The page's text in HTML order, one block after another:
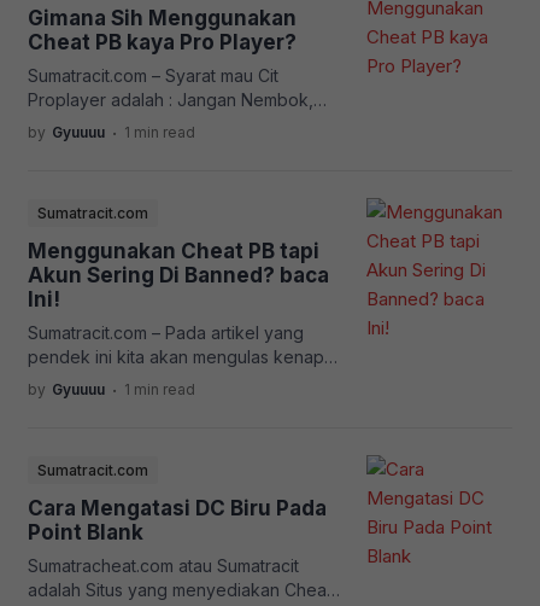
semakin Canggih Server maka akses
dan Bypass cheat akan sangat Kuat
sekali! Nah Pekalongan menggunakan
Server dari luar Negri dan berikut
Spekfikasi Server […]
Gimana Sih Menggunakan
Cheat PB kaya Pro Player?
Sumatracit.com – Syarat mau Cit
Proplayer adalah : Jangan Nembok,
Main Di Expert Dewasa. Lihatlah video
Diatas Cuma durasi 5 Menit,
berarti anda citnya brutal dan akhirnya
di report!
by Gyuuuu . 1 min read
Sumatracit.com
Menggunakan Cheat PB tapi
Akun Sering Di Banned? baca
Ini!
Sumatracit.com – Pada artikel yang
pendek ini kita akan mengulas kenapa
si Akun kita selalu di Banned? Kan
sudah menggunakan Cheat Point Blank
VIP adalah Cheat Point Blank VIP FULL
Bypass! Artinya Cheat Point Blank Gratis
Gampang Keditek oleh Sistem! Alasan
by Gyuuuu . 1 min read
Sumatracit.com
Cara Mengatasi DC Biru Pada
Point Blank
Sumatracheat.com atau Sumatracit
adalah Situs yang menyediakan Cheat